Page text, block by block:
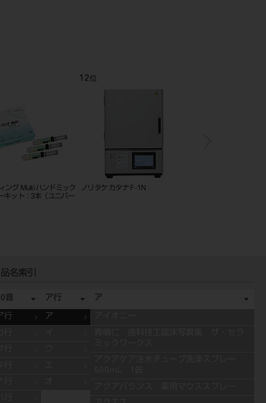
ング Multi ハンドミック
キット：3本（ユニバー
12 位
ノリタケ カタナ F -1N
品名索引
音
行
ア行
ア
ア